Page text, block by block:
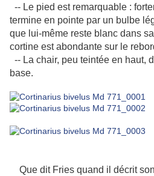
-- Le pied est remarquable :
termine en pointe par un bulbe
que lui-même reste blanc dans
cortine est abondante sur le
-- La chair, peu teintée en haut,
base.
Que dit Fries quand il décrit son